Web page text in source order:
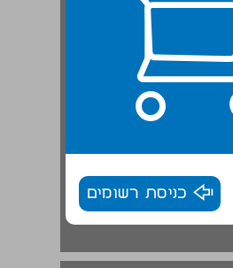
כניסת רשומים